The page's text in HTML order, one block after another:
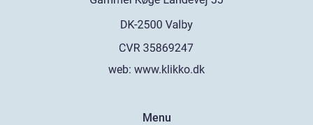
web: www.klikko.dk
Menu